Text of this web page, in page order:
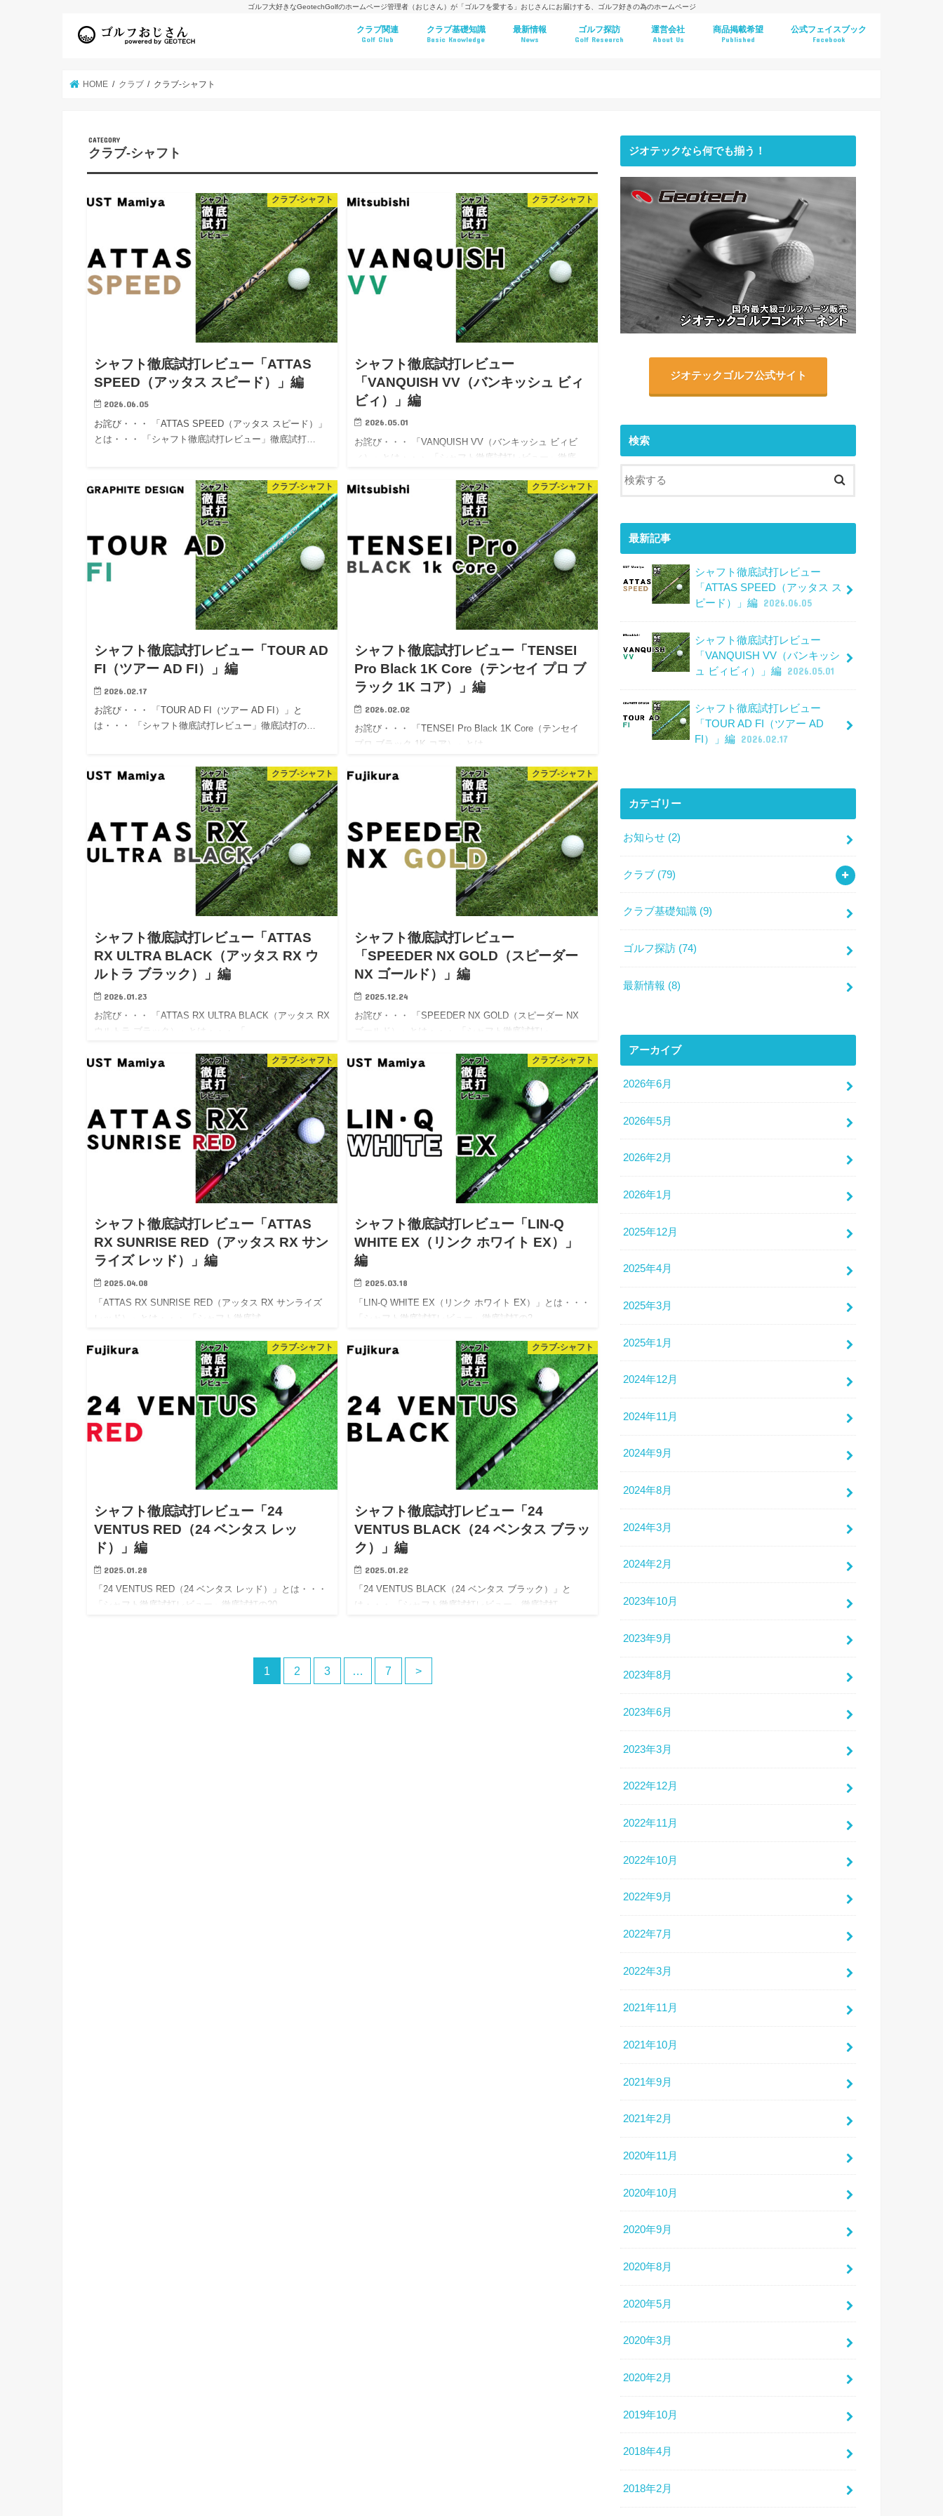
ゴルフ大好きなGeotechGolfのホームページ管理者（おじさん）が「ゴルフを愛する」おじさんにお届けする、ゴルフ好きの為のホームページ
クラブ関連
Golf Club
クラブ基礎知識
Basic Knowledge
最新情報
News
ゴルフ探訪
Golf Research
運営会社
About Us
商品掲載希望
Published
公式フェイスブック
Facebook
HOME クラブ クラブ-シャフト
クラブ-シャフト
クラブ-シャフト
シャフト徹底試打レビュー「ATTAS
SPEED（アッタス スピード）」編
2026.06.05
お詫び・・・ 「ATTAS SPEED（アッタス スピード）」
とは・・・ 「シャフト徹底試打レビュー」徹底試打…
クラブ-シャフト
シャフト徹底試打レビュー
「VANQUISH VV（バンキッシュ ビィ
ビィ）」編
2026.05.01
お詫び・・・ 「VANQUISH VV（バンキッシュ ビィビ
ィ）」とは・・・ 「シャフト徹底試打レビュー」徹底…
クラブ-シャフト
シャフト徹底試打レビュー「TOUR AD
FI（ツアー AD FI）」編
2026.02.17
お詫び・・・ 「TOUR AD FI（ツアー AD FI）」と
は・・・ 「シャフト徹底試打レビュー」徹底試打の…
クラブ-シャフト
シャフト徹底試打レビュー「TENSEI
Pro Black 1K Core（テンセイ プロ ブ
ラック 1K コア）」編
2026.02.02
お詫び・・・ 「TENSEI Pro Black 1K Core（テンセイ
プロ ブラック 1K コア）」とは…
クラブ-シャフト
シャフト徹底試打レビュー「ATTAS
RX ULTRA BLACK（アッタス RX ウ
ルトラ ブラック）」編
2026.01.23
お詫び・・・ 「ATTAS RX ULTRA BLACK（アッタス RX
ウルトラ ブラック）」とは・・・ 「…
クラブ-シャフト
シャフト徹底試打レビュー
「SPEEDER NX GOLD（スピーダー
NX ゴールド）」編
2025.12.24
お詫び・・・ 「SPEEDER NX GOLD（スピーダー NX
ゴールド）」とは・・・ 「シャフト徹底試打レ…
クラブ-シャフト
シャフト徹底試打レビュー「ATTAS
RX SUNRISE RED（アッタス RX サン
ライズ レッド）」編
2025.04.08
「ATTAS RX SUNRISE RED（アッタス RX サンライズ
レッド）」とは・・・ 「シャフト徹底試…
クラブ-シャフト
シャフト徹底試打レビュー「LIN-Q
WHITE EX（リンク ホワイト EX）」
編
2025.03.18
「LIN-Q WHITE EX（リンク ホワイト EX）」とは・・・
「シャフト徹底試打レビュー」徹底試打の2…
クラブ-シャフト
シャフト徹底試打レビュー「24
VENTUS RED（24 ベンタス レッ
ド）」編
2025.01.28
「24 VENTUS RED（24 ベンタス レッド）」とは・・・
「シャフト徹底試打レビュー」徹底試打の20…
クラブ-シャフト
シャフト徹底試打レビュー「24
VENTUS BLACK（24 ベンタス ブラッ
ク）」編
2025.01.22
「24 VENTUS BLACK（24 ベンタス ブラック）」と
は・・・ 「シャフト徹底試打レビュー」徹底試打…
1 2 3 7 >
ジオテックなら何でも揃う！
ジオテックゴルフ公式サイト
検索
最新記事
シャフト徹底試打レビュー
「ATTAS SPEED（アッタス ス
ピード）」編 2026.06.05
シャフト徹底試打レビュー
「VANQUISH VV（バンキッシ
ュ ビィビィ）」編 2026.05.01
シャフト徹底試打レビュー
「TOUR AD FI（ツアー AD
FI）」編 2026.02.17
カテゴリー
お知らせ (2)
クラブ (79)
クラブ基礎知識 (9)
ゴルフ探訪 (74)
最新情報 (8)
アーカイブ
2026年6月
2026年5月
2026年2月
2026年1月
2025年12月
2025年4月
2025年3月
2025年1月
2024年12月
2024年11月
2024年9月
2024年8月
2024年3月
2024年2月
2023年10月
2023年9月
2023年8月
2023年6月
2023年3月
2022年12月
2022年11月
2022年10月
2022年9月
2022年7月
2022年3月
2021年11月
2021年10月
2021年9月
2021年2月
2020年11月
2020年10月
2020年9月
2020年8月
2020年5月
2020年3月
2020年2月
2019年10月
2018年4月
2018年2月